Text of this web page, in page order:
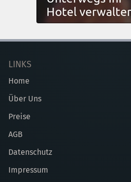
LINKS
Home
Über Uns
Preise
AGB
Datenschutz
Impressum